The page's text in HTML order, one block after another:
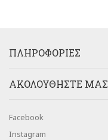
ΠΛΗΡΟΦΟΡΊΕΣ
AΚΟΛΟΥΘΉΣΤΕ ΜΑΣ
Facebook
Instagram